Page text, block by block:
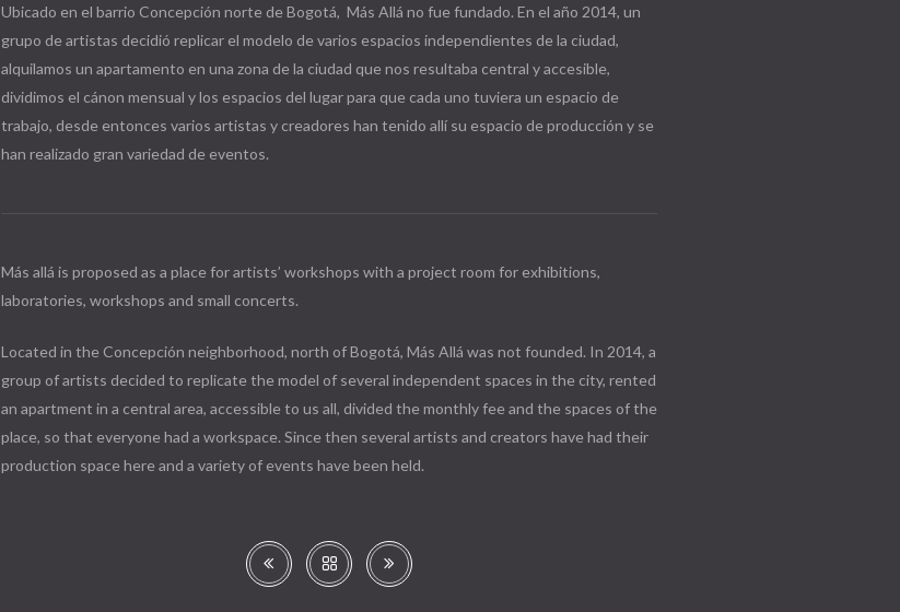
Ubicado en el barrio Concepción norte de Bogotá, Más Allá no fue fundado. En el año 2014, un
grupo de artistas decidió replicar el modelo de varios espacios independientes de la ciudad,
alquilamos un apartamento en una zona de la ciudad que nos resultaba central y accesible,
dividimos el cánon mensual y los espacios del lugar para que cada uno tuviera un espacio de
trabajo, desde entonces varios artistas y creadores han tenido allí su espacio de producción y se
han realizado gran variedad de eventos.
Más allá is proposed as a place for artists’ workshops with a project room for exhibitions,
laboratories, workshops and small concerts.
Located in the Concepción neighborhood, north of Bogotá, Más Allá was not founded. In 2014, a
group of artists decided to replicate the model of several independent spaces in the city, rented
an apartment in a central area, accessible to us all, divided the monthly fee and the spaces of the
place, so that everyone had a workspace. Since then several artists and creators have had their
production space here and a variety of events have been held.